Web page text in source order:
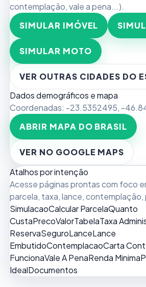
contemplação, vale a pena...).
SIMULAR IMÓVEL
SIMULAR MOTO
VER OUTRAS CIDADES DO
Dados demográficos e mapa
Coordenadas: -23.5352495, -
ABRIR MAPA DO BRASIL
VER NO GOOGLE MAPS
Atalhos por intenção
Acesse páginas prontas com foco
parcela, taxa, lance, contemplação,
SimulacaoCalcular ParcelaQuanto
CustaPrecoValorTabelaTaxa
ReservaSeguroLanceLance
EmbutidoContemplacaoCarta
FuncionaVale A PenaRenda Minima
IdealDocumentos